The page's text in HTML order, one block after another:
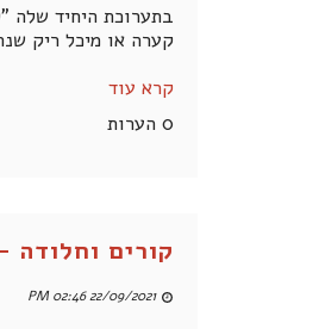
בתערוכת היחיד שלה
קערה או מיכל ריק
קרא עוד
0 הערות
קורים
22/09/2021 02:46 PM